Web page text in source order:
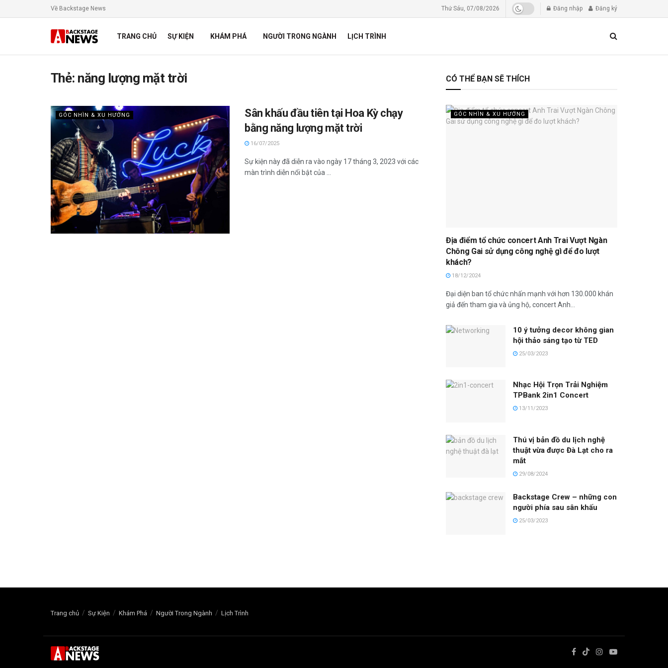
Về Backstage News Thứ Sáu, 07/08/2026 Đăng nhập Đăng ký
TRANG CHỦ SỰ KIỆN KHÁM PHÁ NGƯỜI TRONG NGÀNH LỊCH TRÌNH
Thẻ: năng lượng mặt trời
GÓC NHÌN & XU HƯỚNG
Sân khấu đầu tiên tại Hoa Kỳ chạy
bằng năng lượng mặt trời
16/07/2025
Sự kiện này đã diễn ra vào ngày 17 tháng 3, 2023 với các
màn trình diễn nổi bật của ...
CÓ THỂ BẠN SẼ THÍCH
GÓC NHÌN & XU HƯỚNG
Địa điểm tổ chức concert Anh Trai Vượt Ngàn
Chông Gai sử dụng công nghệ gì để đo lượt
khách?
18/12/2024
Đại diện ban tổ chức nhấn mạnh với hơn 130.000 khán
giả đến tham gia và ủng hộ, concert Anh...
10 ý tưởng decor không gian
hội thảo sáng tạo từ TED
25/03/2023
Nhạc Hội Trọn Trải Nghiệm
TPBank 2in1 Concert
13/11/2023
Thú vị bản đồ du lịch nghệ
thuật vừa được Đà Lạt cho ra
mắt
29/08/2024
Backstage Crew – những con
người phía sau sân khấu
25/03/2023
Trang chủ Sự Kiện Khám Phá Người Trong Ngành Lịch Trình